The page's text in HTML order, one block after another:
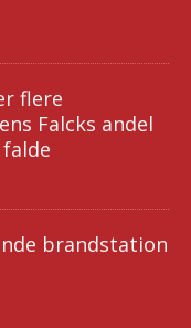
flere
Falcks andel
brandstation